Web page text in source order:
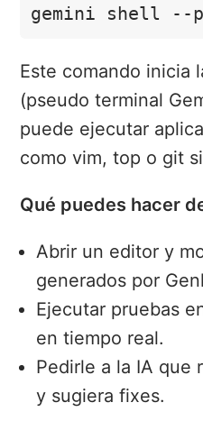
gemini shell --
Este comando inicia
(pseudo terminal
puede ejecutar
como vim, top o git
Qué puedes hacer
Abrir un editor y
generados por
Ejecutar pruebas
en tiempo real.
Pedirle a la IA que
y sugiera fixes.